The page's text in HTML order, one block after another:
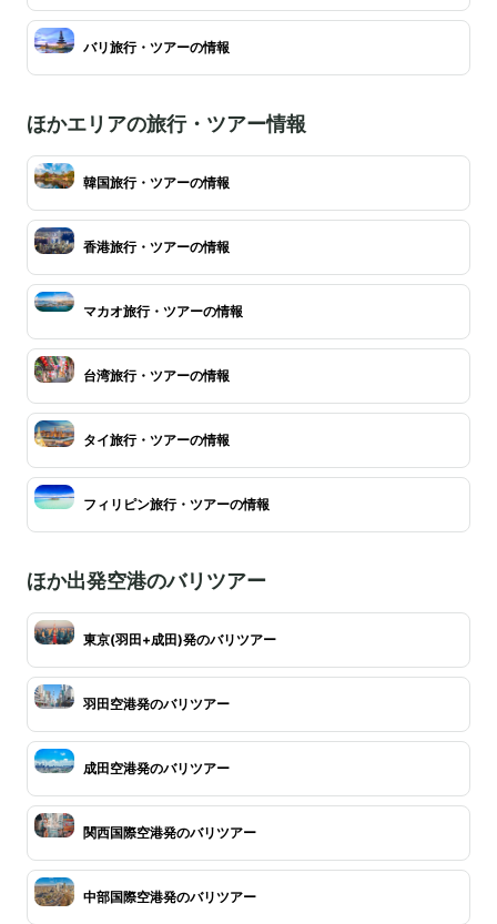
バリ旅行・ツアーの情報
ほかエリアの旅行・ツアー情報
韓国旅行・ツアーの情報
香港旅行・ツアーの情報
マカオ旅行・ツアーの情報
台湾旅行・ツアーの情報
タイ旅行・ツアーの情報
フィリピン旅行・ツアーの情報
ほか出発空港のバリツアー
東京(羽田+成田)発のバリツアー
羽田空港発のバリツアー
成田空港発のバリツアー
関西国際空港発のバリツアー
中部国際空港発のバリツアー